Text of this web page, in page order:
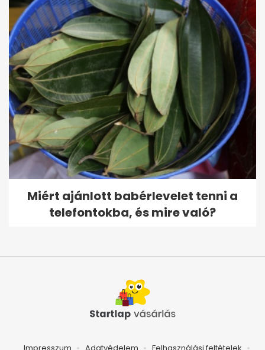
Miért ajánlott babérlevelet tenni a
telefontokba, és mire való?